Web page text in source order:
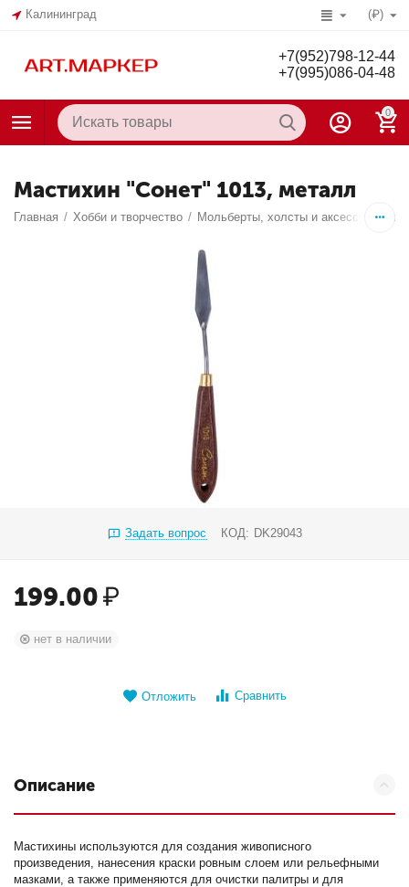
Калининград (₽)
+7(952)798-12-44
+7(995)086-04-48
0
Мастихин "Сонет" 1013, металл
Главная / Хобби и творчество / Мольберты, холсты и аксессуары
Задать вопрос КОД: DK29043
199.00₽
нет в наличии
Отложить Сравнить
Описание
Мастихины используются для создания живописного
произведения, нанесения краски ровным слоем или рельефными
мазками, а также применяются для очистки палитры и для